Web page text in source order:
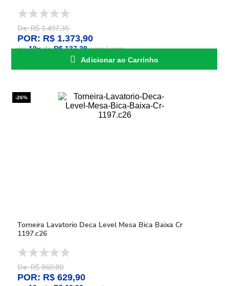
De: R$ 1.497,35
POR: R$ 1.373,90
ou10xdeR$ 137,39sem juros
Adicionar ao Carrinho
-26%
Torneira Lavatorio Deca Level Mesa Bica Baixa Cr
1197.c26
De: R$ 860,80
POR: R$ 629,90